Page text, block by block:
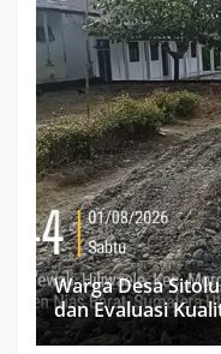
Warga Desa
dan Evaluasi
Minim Informasi